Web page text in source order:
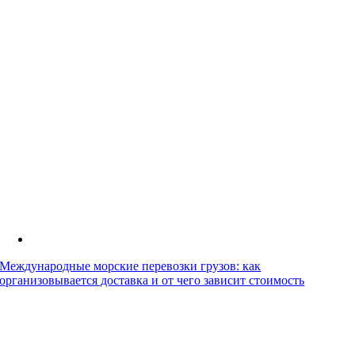
Международные морские перевозки грузов: как
организовывается доставка и от чего зависит стоимость